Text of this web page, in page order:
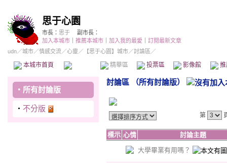
思于心園
市長： 思于
副市長：
加入本城市
推薦本城市 加入我的最愛
訂閱最新文章
udn／城市／情感交流／心靈 ／ 【思于心園】城市／討論區／
本城市首頁 精華區 投票區 影像館
‧ 所有討論版
‧ 不分版
討論區 （所有討論版）
第
標示 心情
討論主題
大學畢業有用嗎？